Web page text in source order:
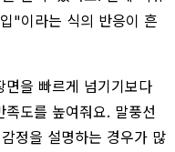
"이라는 식의 반응이 흔
을 빠르게 넘기기보다
도를 높여줘요. 말풍선
정을 설명하는 경우가 많